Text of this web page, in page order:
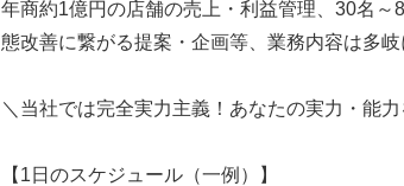
年商約1億円の店舗の売上・利益管理、30名
態改善に繋がる提案・企画等、業務内容は多岐
＼当社では完全実力主義！あなたの実力・能
【1日のスケジュール（一例）】